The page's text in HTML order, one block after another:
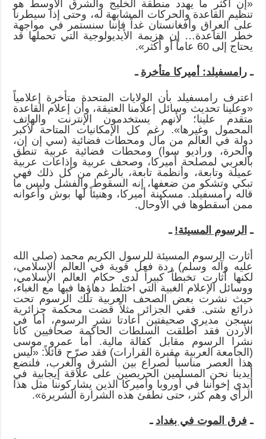
«إن أكثر ما يهدد منطقة الخليج والشرق الأوسط هو
تنظيم القاعدة والحركات المشابهة له، وحتى إذا سيطرنا
على العراق وأفغانستان غداً فإننا سنستمر في مواجهة
خطر القاعدة… إن هزيمة الأيديولوجية التي تحملها قد
يحتاج إلى 60 عاماً أو أكثر».
ـرامسفيلد: أميركا متأخرة ـ
اعترف رامسفيلد بأن الولايات المتحدة متأخرة إعلامياً
«وعلينا تحديث وسائل إعلامنا العتيقة، وأن إعلام القاعدة
متقدم علينا؛ لأنهم يستخدمون الإنترنت والهاتف
المحمول وغيرها». رغم كل الإمكانيات المتاحة لأكبر
دولة في العالم من مال ومحطات فضائية (سي إن إن،
والحرة، وراديو سوا) ومحطات فضائية عربية تنطق
بالعربي لمصلحة أميركا، وصحف عربية وإذاعات عربية
عميلة وتابعة، وأنظمة تابعة، بالرغم من كل ذلك فهي
تبكي وتشكو من ضعفها، إنه السقوط والفشل وليس ما
قاله رامسفيلد. مسكينة أميركا، وهنيئاً لها بوش وأعوانه
ممن أسقطوها في الأوحال.
ـ الرسوم المسيئة! ـ
أثارت الرسوم المسيئة للرسول الكريم محمد (صلى الله
عليه وآله وسلم) ردة فعل قوية في العالم الإسلامي،
لكنها أثارت تخبطاً كبيراً لدى حكام العالم الإسلامي،
ووسائل الإعلام الغبية التي اختلط دهاؤها فيها مع الغباء،
حيث نشرت بعض الصحف العربية تلك الرسوم تحت
ذرائع شتى. ففي الجزائر مثلاً قضت محكمة جزائرية
بسجن مديري صحيفتين أعادتا نشر الرسوم، أما في
الأردن فقد أطلقت السلطات الحاكمة صحافيين كانا
نشرا الرسوم مقابل كفالة مالية. أما عمرو موسى
(الجامعة العربية مقبرة القرارات) فقد صرّح قائلاً: «ليس
هذا العصر مناسباً لصراع بين الشرق والغرب، فلنضع
أيدينا نحن المسلمين الحريصين على علاقة إيجابية في
أيدي إخواننا في أوروبا وأميركا الذين يشاركوننا مثل هذا
الرأي وهم كثر، حتى نطفئ هذه الشرارة الشريرة».
ـ فرق الموت في بغداد ـ